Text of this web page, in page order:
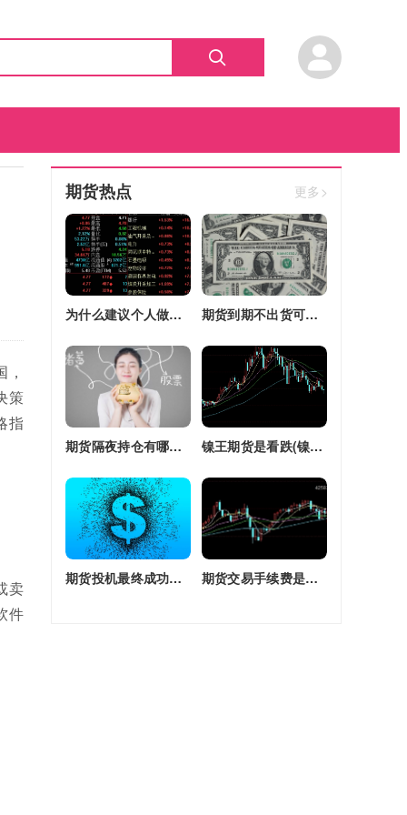
策
指
卖
件
期货热点 更多>
为什么建议个人做期货(为什么建议个人做期货交易) 期货到期不出货可以转平仓吗吗(期货如果到期不平仓怎么办)
期货隔夜持仓有哪些(期货隔夜持仓有哪些风险) 镍王期货是看跌(镍王期货是看跌还是看涨)
期货投机最终成功率(期货投机最终成功率是多少) 期货交易手续费是单边还是双边收(期货交易手续费是单边还是双边收费)